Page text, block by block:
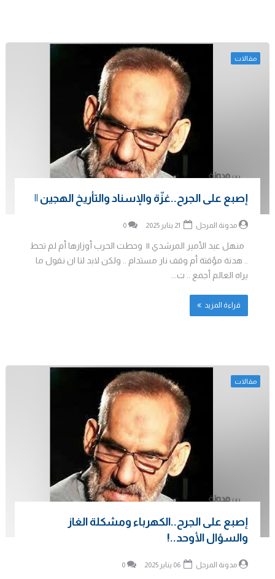
مقالات
إصبع على الجرح..غزّة والإسناد والتأريخ الهجين ||
مدونة المرجل 0
منهل عبد الأمير المرشدي || وحطت الحرب أوزارها أم لم تحط
.. هدنة مؤقتة أم وقف نار مستدام .. ولكن لابد لنا ان نقول ما
يراه العالم أجمع .. ت...
قراءة المزيد
مقالات
إصبع على الجرح..الكهرباء ومشكلة الغاز
والسؤال الأوحد..!
مدونة المرجل 0